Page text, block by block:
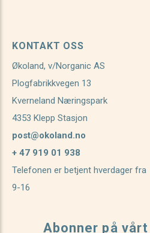
KONTAKT OSS
Økoland, v/Norganic AS
Plogfabrikkvegen 13
Kverneland Næringspark
4353 Klepp Stasjon
post@okoland.no
+ 47 919 01 938
Telefonen er betjent hverdager fra
9-16
Abonner på